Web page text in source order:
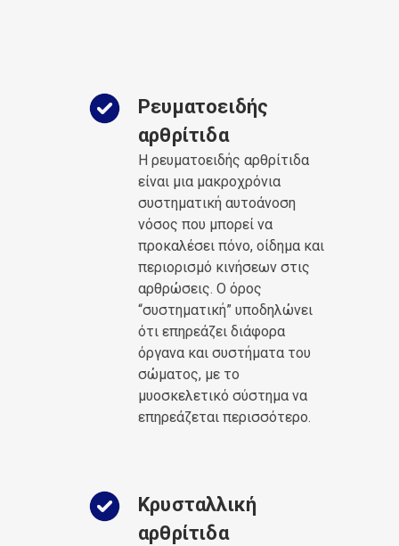
Ρευματοειδής
αρθρίτιδα
Η ρευματοειδής αρθρίτιδα
είναι μια μακροχρόνια
συστηματική αυτοάνοση
νόσος που μπορεί να
προκαλέσει πόνο, οίδημα και
περιορισμό κινήσεων στις
αρθρώσεις. Ο όρος
“συστηματική” υποδηλώνει
ότι επηρεάζει διάφορα
όργανα και συστήματα του
σώματος, με το
μυοσκελετικό σύστημα να
επηρεάζεται περισσότερο.
Κρυσταλλική
αρθρίτιδα